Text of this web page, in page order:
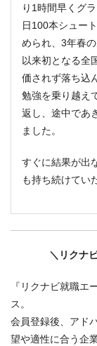
り1時間早くグ
日100本シュー
められ、3年春
以来初となる全
価されず落ち込
勉強を乗り越え
返し、途中であ
ました。
すぐに結果が出
も持ち続けてい
＼リクナ
『リクナビ就職エ
ス。
会員登録後、アド
望や適性に合う企